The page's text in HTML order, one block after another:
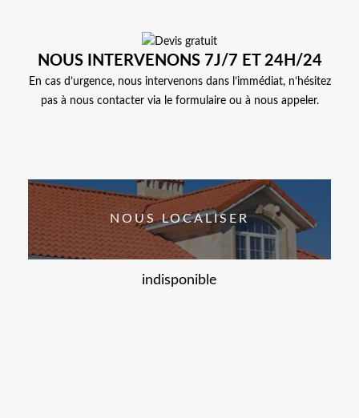
NOUS INTERVENONS 7J/7 ET 24H/24
En cas d’urgence, nous intervenons dans l’immédiat, n’hésitez
pas à nous contacter via le formulaire ou à nous appeler.
NOUS LOCALISER
indisponible